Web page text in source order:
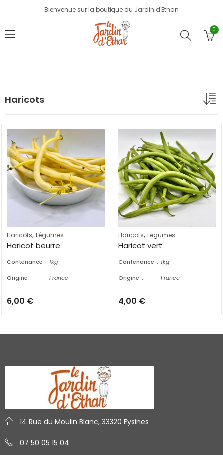
Bienvenue sur la boutique du Jardin d'Ethan
0
Haricots
Haricots, Légumes
Haricot beurre
Contenance
1kg
Origine
France
6,00 €
Haricots, Légumes
Haricot vert
Contenance
1kg
Origine
France
4,00 €
14 Rue du Moulin Blanc, 33320 Eysines
07 50 05 15 04